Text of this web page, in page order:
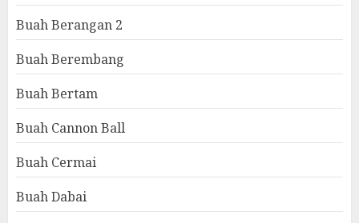
Buah Berangan 2
Buah Berembang
Buah Bertam
Buah Cannon Ball
Buah Cermai
Buah Dabai